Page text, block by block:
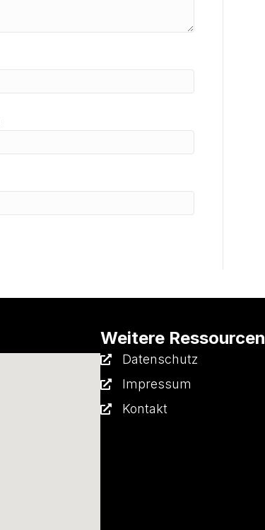
Weitere Ressourcen
Datenschutz
Impressum
Kontakt